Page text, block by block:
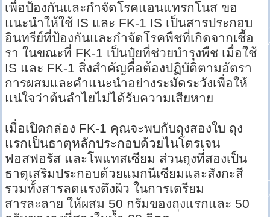
เพื่อป้องกันและกำจัดโรคแอนแทรกโนส ขอ
แนะนำให้ใช้ IS และ FK-1 IS เป็นสารประกอบ
อินทรีย์ที่ป้องกันและกำจัดโรคพืชที่เกิดจากเชื้อ
รา ในขณะที่ FK-1 เป็นปุ๋ยที่ช่วยบำรุงพืช เมื่อใช้
IS และ FK-1 สิ่งสำคัญคือต้องปฏิบัติตามอัตรา
การผสมและคำแนะนำอย่างระมัดระวังเพื่อให้
แน่ใจว่าต้นลำไยไม่ได้รับความเสียหาย
เมื่อเปิดกล่อง FK-1 คุณจะพบกับถุงสองใบ ถุง
แรกเป็นธาตุหลักประกอบด้วยไนโตรเจน
ฟอสฟอรัส และโพแทสเซียม ส่วนถุงที่สองเป็น
ธาตุเสริมประกอบด้วยแมกนีเซียมและสังกะสี
รวมทั้งสารลดแรงตึงผิว ในการเตรียม
สารละลาย ให้ผสม 50 กรัมของถุงแรกและ 50